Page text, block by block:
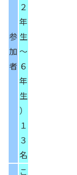
参
加
者
２
年
生
～
６
年
生
）
１
３
名
こ